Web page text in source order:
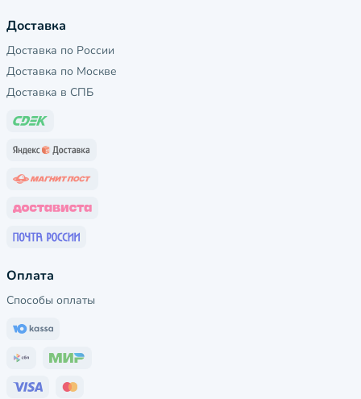
Доставка
Доставка по России
Доставка по Москве
Доставка в СПБ
Оплата
Способы оплаты